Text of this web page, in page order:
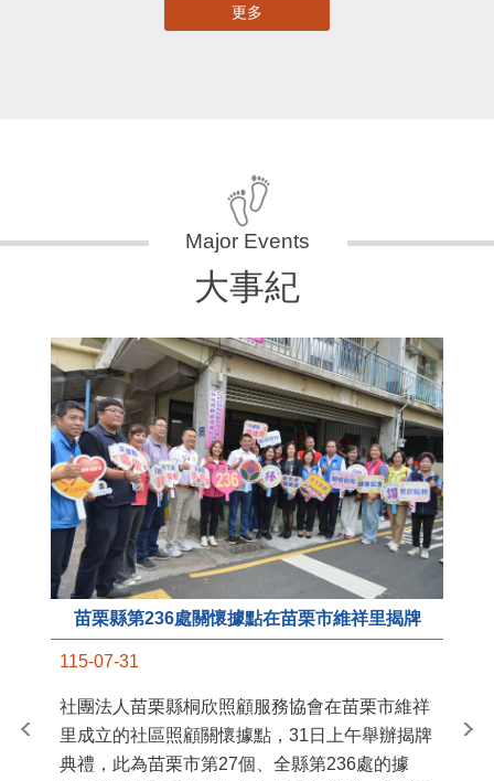
更多
大事紀
苗栗縣第236處關懷據點在苗栗市維祥里揭牌
115-07-31
社團法人苗栗縣桐欣照顧服務協會在苗栗市維祥
里成立的社區照顧關懷據點，31日上午舉辦揭牌
典禮，此為苗栗市第27個、全縣第236處的據
苗